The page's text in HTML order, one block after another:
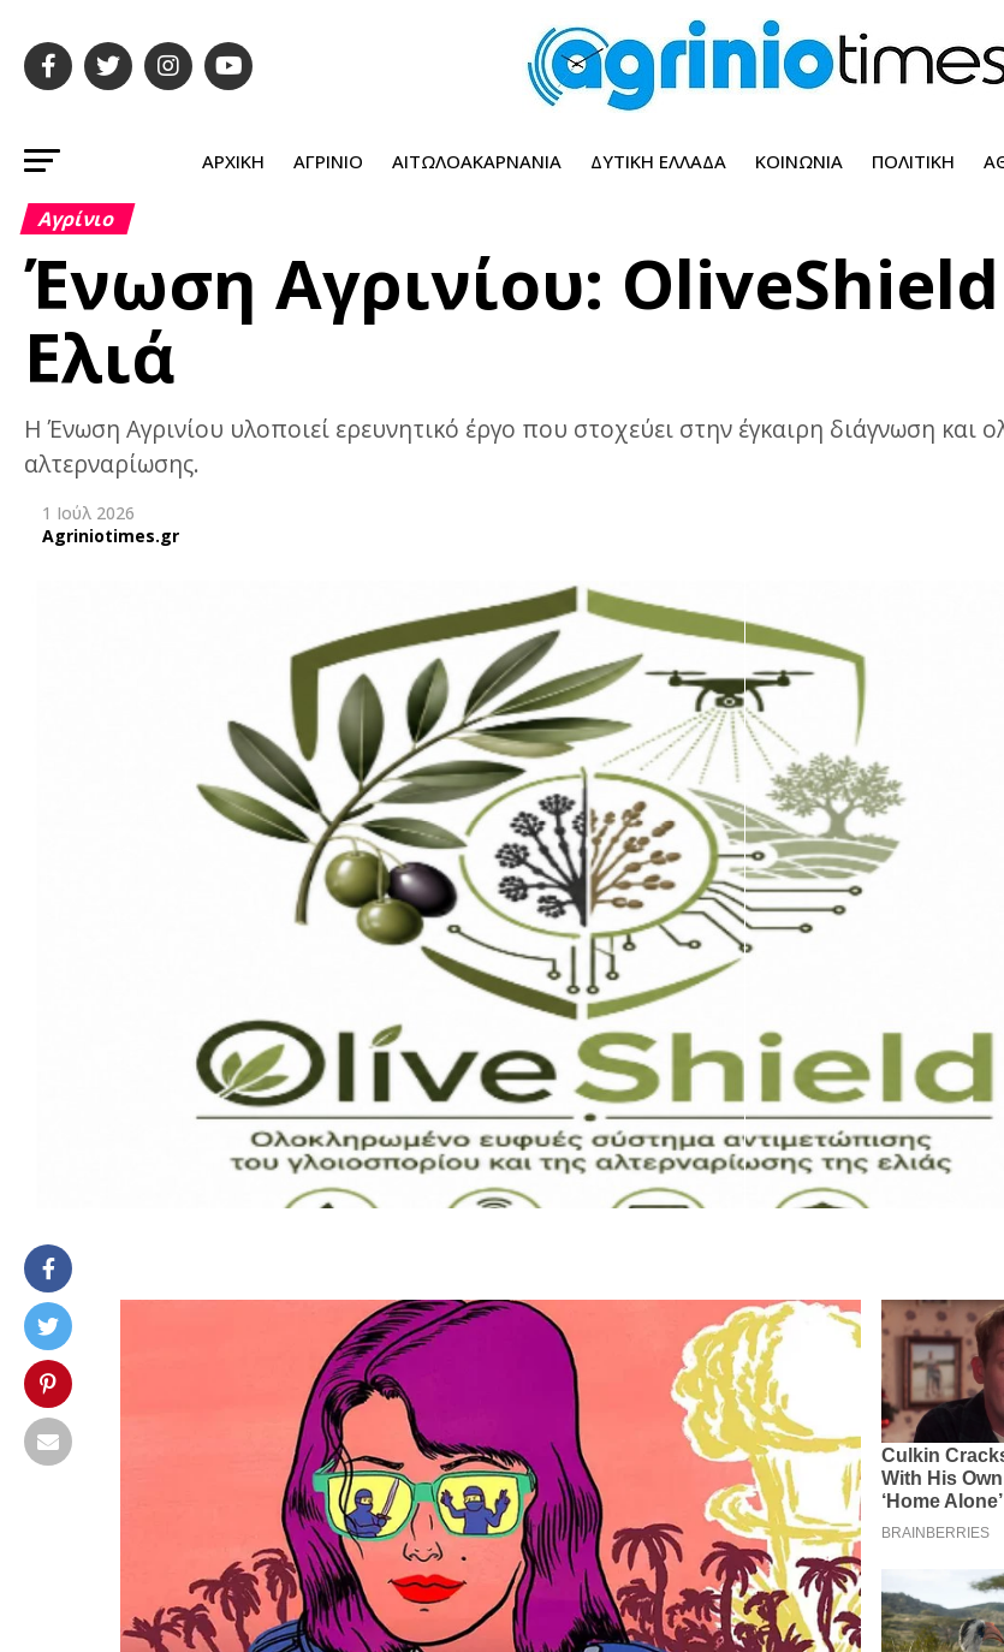
ΑΡΧΙΚΉ ΑΓΡΊΝΙΟ ΑΙΤΩΛΟΑΚΑΡΝΑΝΊΑ ΔΥΤΙΚΉ ΕΛΛΆΔΑ ΚΟΙΝΩΝΊΑ ΠΟΛΙΤΙΚΉ
Αγρίνιο
Ένωση Αγρινίου:
Ελιά
Η Ένωση Αγρινίου υλοποιεί ερευνητικό έργο που στοχεύει στην έγκαιρη διάγνωση και
αλτερναρίωσης.
1 Ιούλ 2026
Agriniotimes.gr